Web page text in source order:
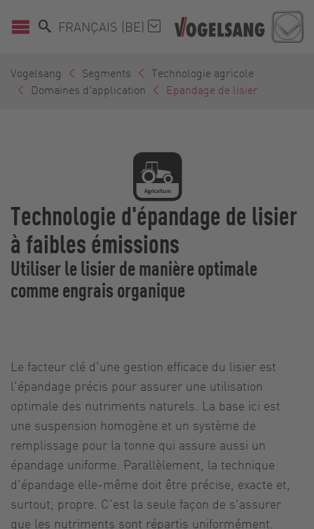
FRANÇAIS (BE)
Vogelsang Segments
Technologie agricole
Domaines d'application
Epandage de lisier
Technologie d'épandage de lisier
à faibles émissions
Utiliser le lisier de manière optimale
comme engrais organique
Le facteur clé d'une gestion efficace du lisier est
l'épandage précis pour assurer une utilisation
optimale des nutriments naturels. La base ici est
une suspension homogène et un système de
remplissage pour la tonne qui assure aussi un
épandage uniforme. Parallèlement, la technique
d'épandage elle-même doit être précise, exacte et,
surtout, propre. C'est la seule façon de s'assurer
que les nutriments sont répartis uniformément.